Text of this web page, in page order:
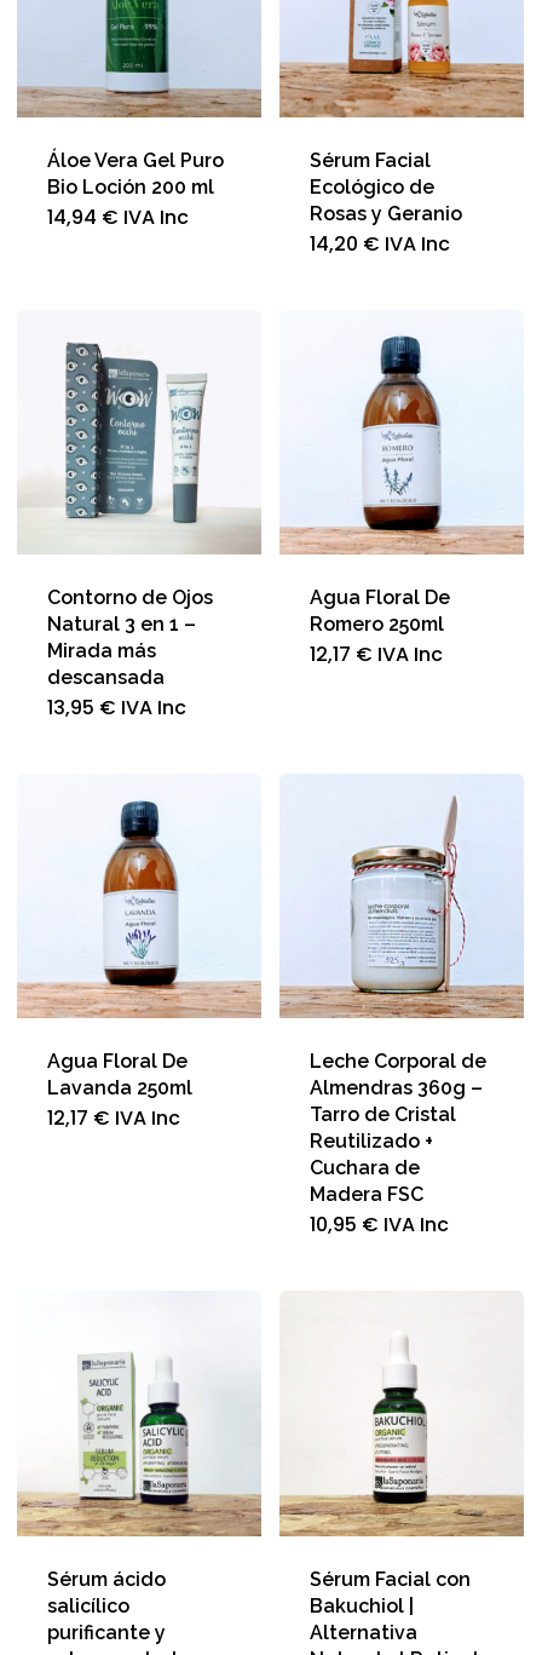
Áloe Vera Gel Puro
Bio Loción 200 ml
14,94 € IVA Inc
Sérum Facial
Ecológico de
Rosas y Geranio
14,20 € IVA Inc
Contorno de Ojos
Natural 3 en 1 –
Mirada más
descansada
13,95 € IVA Inc
Agua Floral De
Romero 250ml
12,17 € IVA Inc
Agua Floral De
Lavanda 250ml
12,17 € IVA Inc
Leche Corporal de
Almendras 360g –
Tarro de Cristal
Reutilizado +
Cuchara de
Madera FSC
10,95 € IVA Inc
Sérum ácido
salicílico
purificante y
Sérum Facial con
Bakuchiol |
Alternativa